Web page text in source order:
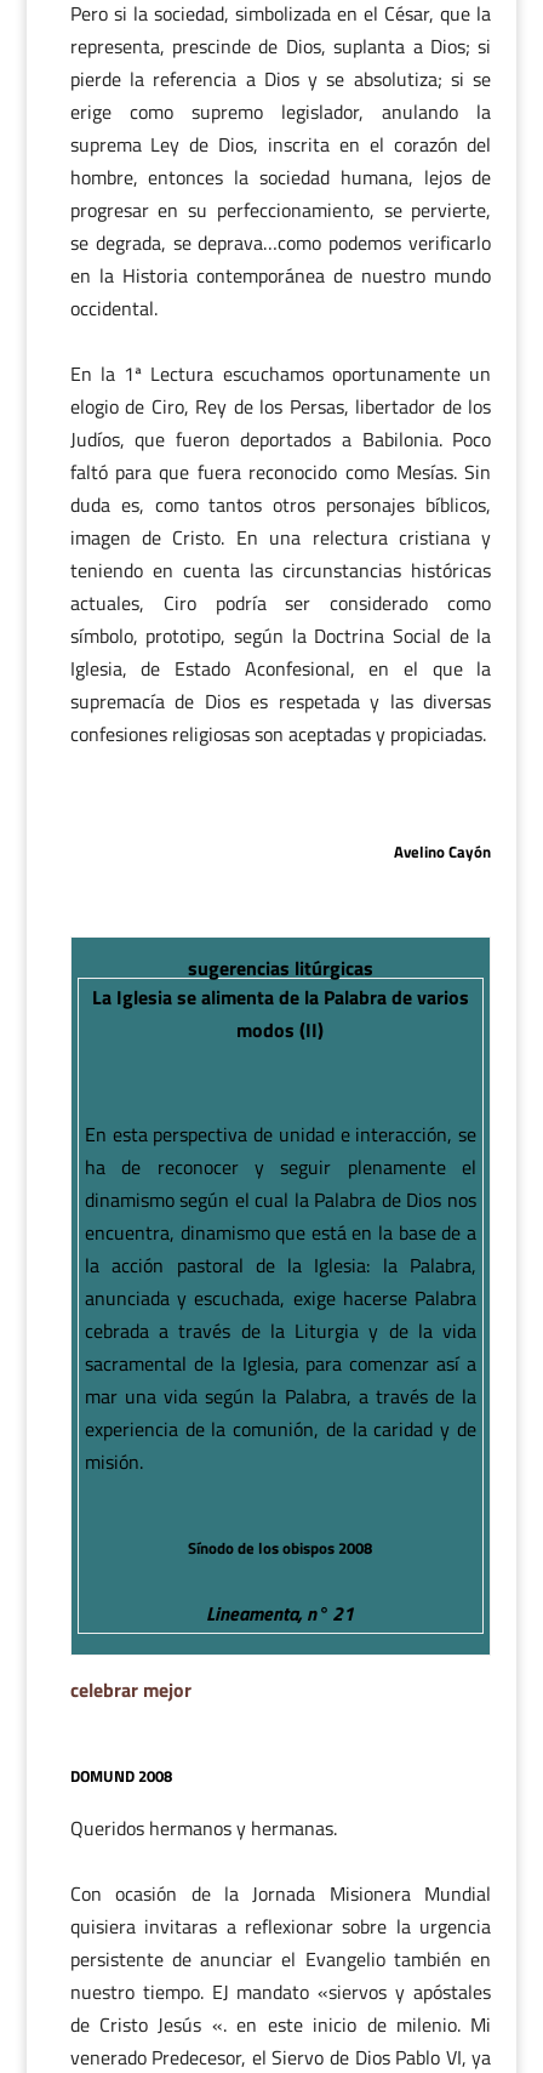
Pero si la sociedad, simbolizada en el César, que la
representa, prescinde de Dios, suplanta a Dios; si
pierde la referencia a Dios y se absolutiza; si se
erige como supremo legislador, anulando la
suprema Ley de Dios, inscrita en el corazón del
hombre, entonces la sociedad humana, lejos de
progresar en su perfeccionamiento, se pervierte,
se degrada, se deprava…como podemos verificarlo
en la Historia contemporánea de nuestro mundo
occidental.
En la 1ª Lectura escuchamos oportunamente un
elogio de Ciro, Rey de los Persas, libertador de los
Judíos, que fueron deportados a Babilonia. Poco
faltó para que fuera reconocido como Mesías. Sin
duda es, como tantos otros personajes bíblicos,
imagen de Cristo. En una relectura cristiana y
teniendo en cuenta las circunstancias históricas
actuales, Ciro podría ser considerado como
símbolo, prototipo, según la Doctrina Social de la
Iglesia, de Estado Aconfesional, en el que la
supremacía de Dios es respetada y las diversas
confesiones religiosas son aceptadas y propiciadas.
Avelino Cayón
sugerencias litúrgicas
La Iglesia se alimenta de la Palabra de varios
modos (II)
En esta perspectiva de unidad e interacción, se
ha de reconocer y seguir plenamente el
dinamismo según el cual la Palabra de Dios nos
encuentra, dinamismo que está en la base de a
la acción pastoral de la Iglesia: la Palabra,
anunciada y escuchada, exige hacerse Palabra
cebrada a través de la Liturgia y de la vida
sacramental de la Iglesia, para comenzar así a
mar una vida según la Palabra, a través de la
experiencia de la comunión, de la caridad y de
misión.
Sínodo de los obispos 2008
Lineamenta, n° 21
celebrar mejor
DOMUND 2008
Queridos hermanos y hermanas.
Con ocasión de la Jornada Misionera Mundial
quisiera invitaras a reflexionar sobre la urgencia
persistente de anunciar el Evangelio también en
nuestro tiempo. EJ mandato «siervos y apóstales
de Cristo Jesús «. en este inicio de milenio. Mi
venerado Predecesor, el Siervo de Dios Pablo VI, ya